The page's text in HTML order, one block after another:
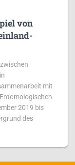
von
mit
2019 bis
des